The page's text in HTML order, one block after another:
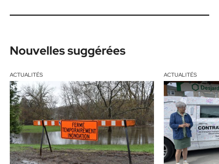
Nouvelles suggérées
ACTUALITÉS ACTUALITÉS